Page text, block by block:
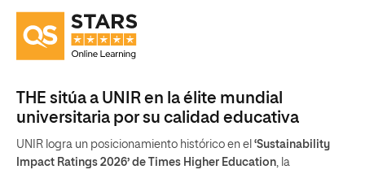
THE sitúa a UNIR en la élite mundial
universitaria por su calidad educativa
UNIR logra un posicionamiento histórico en el ‘Sustainability
Impact Ratings 2026’ de Times Higher Education, la